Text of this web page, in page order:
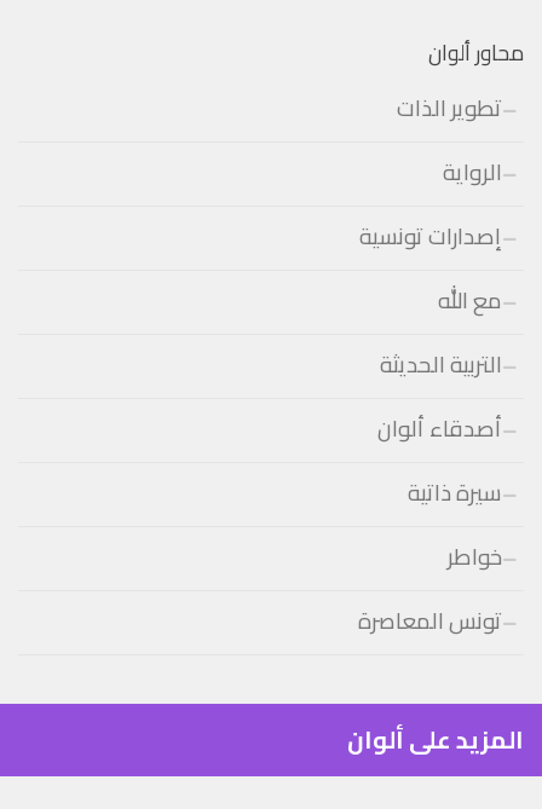
محاور ألوان
تطوير الذات
الرواية
إصدارات تونسية
مع الله
التربية الحديثة
أصدقاء ألوان
سيرة ذاتية
خواطر
تونس المعاصرة
المزيد على ألوان